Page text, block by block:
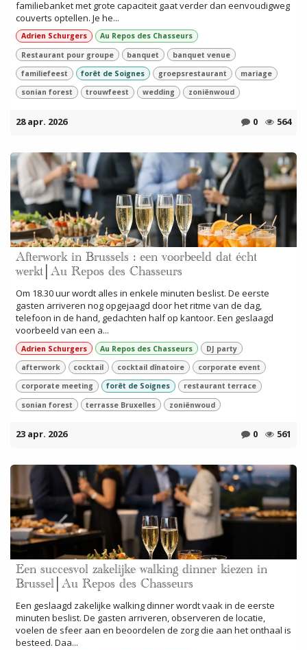
familiebanket met grote capaciteit gaat verder dan eenvoudigweg
couverts optellen. Je he...
Adrien Schurgers
Au Repos des Chasseurs
Restaurant pour groupe
banquet
banquet venue
familiefeest
forêt de Soignes groepsrestaurant
mariage
sonian forest
trouwfeest wedding zoniënwoud
28 apr. 2026 0 564
Afterwork in Brussels : een voorbeeld dat écht
werkt│Au Repos des Chasseurs
Om 18.30 uur wordt alles in enkele minuten beslist. De eerste
gasten arriveren nog opgejaagd door het ritme van de dag,
telefoon in de hand, gedachten half op kantoor. Een geslaagd
voorbeeld van een a...
Adrien Schurgers Au Repos des Chasseurs
DJ party
afterwork
cocktail cocktail dînatoire
corporate event
corporate meeting
forêt de Soignes
restaurant terrace
sonian forest
terrasse Bruxelles zoniënwoud
23 apr. 2026 0 561
Een succesvol zakelijke walking dinner kiezen in
Brussel│Au Repos des Chasseurs
Een geslaagd zakelijke walking dinner wordt vaak in de eerste
minuten beslist. De gasten arriveren, observeren de locatie,
voelen de sfeer aan en beoordelen de zorg die aan het onthaal is
besteed. Daa...